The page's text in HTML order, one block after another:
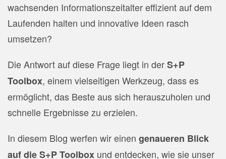
wachsenden Informationszeitalter effizient auf dem
Laufenden halten und innovative Ideen rasch
umsetzen?
Die Antwort auf diese Frage liegt in derS+P
Toolbox, einem vielseitigen Werkzeug, dass es
ermöglicht, das Beste aus sich herauszuholen und
schnelle Ergebnisse zu erzielen.
In diesem Blog werfen wir einen genaueren Blick
auf die S+P Toolbox und entdecken, wie sie unser